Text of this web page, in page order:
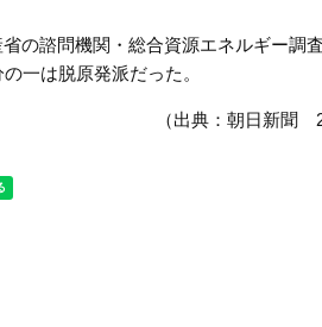
の諮問機関・総合資源エネルギー調
一は脱原発派だった。
（出典：朝日新聞